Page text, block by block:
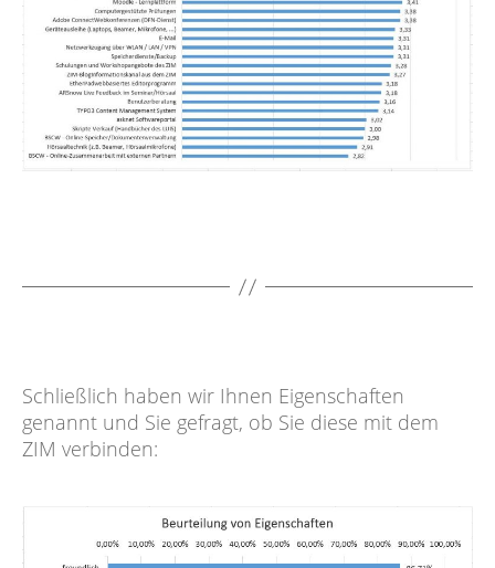
Schließlich haben wir Ihnen Eigenschaften
genannt und Sie gefragt, ob Sie diese mit dem
ZIM verbinden: